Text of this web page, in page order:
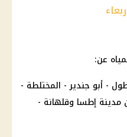
عن:
- أبو جندير - المختلطة -
مدينة إطسا وقلهانة -